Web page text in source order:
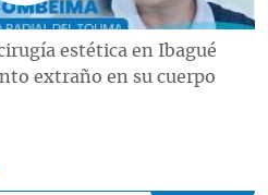
estética en Ibagué
extraño en su cuerpo